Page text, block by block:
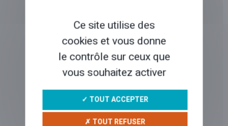
NOUVEAUTÉS
COUPS DE COEUR
QUI SOMMES-NOUS ?
Ce site utilise des
cookies et vous donne
le contrôle sur ceux que
vous souhaitez activer
✓ TOUT ACCEPTER
✗ TOUT REFUSER